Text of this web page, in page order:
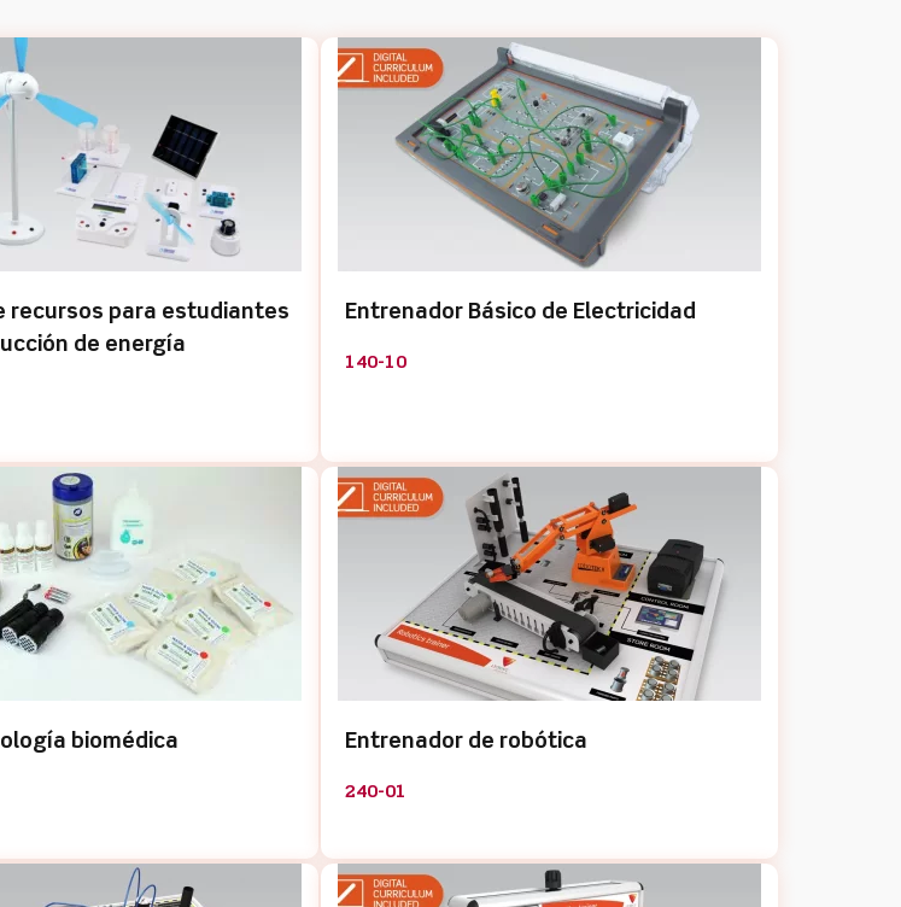
recursos para estudiantes
de energía
Entrenador Básico de Electricidad
140-10
biomédica Entrenador de robótica
240-01